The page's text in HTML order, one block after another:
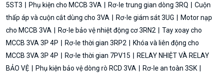
5ST3
Phụ kiện cho MCCB 3VA Rơ-le trung gian dòng 3RQ
Cuộn
thấp áp và cuộn cắt dùng cho 3VA
Rơ-le giám sát 3UG
Motor nạp
cho MCCB 3VA
Rơ-le bảo vệ nhiệt động cơ 3RN2
Tay xoay cho
MCCB 3VA 3P 4P
Rơ-le thời gian 3RP2
Khóa và liên động cho
MCCB 3VA 3P 4P
Rơ-le thời gian 7PV15
RELAY NHIỆT VÀ RELAY
BẢO VỆ
Phụ kiện bảo vệ dòng rò RCD 3VA
Rơ-le an toàn 3SK